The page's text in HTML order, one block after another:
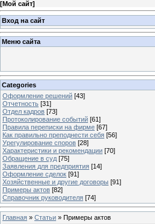
[Мой сайт]
Вход на сайт
Меню сайта
Categories
Оформление решений [43]
Отчетность [31]
Отдел кадров [73]
Протоколирование событий [61]
Правила переписки на фирме [67]
Как правильно преподнести себя [56]
Урегулирование споров [28]
Характеристики и рекомендации [70]
Обращение в суд [75]
Заявления для предприятия [14]
Оформление сделок [91]
Хозяйственные и другие договоры [91]
Примеры актов [82]
Справочник руководителя [74]
Главная » Статьи » Примеры актов